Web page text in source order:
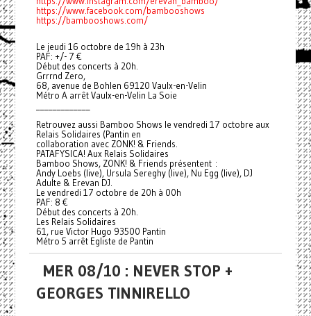
https://www.facebook.com/bambooshows
https://bambooshows.com/
Le jeudi 16 octobre de 19h à 23h
PAF: +/- 7 €
Début des concerts à 20h.
Grrrnd Zero,
68, avenue de Bohlen 69120 Vaulx-en-Velin
Métro A arrêt Vaulx-en-Velin La Soie
Retrouvez aussi Bamboo Shows le vendredi 17 octobre aux
Relais Solidaires (Pantin en
collaboration avec ZONK! & Friends.
PATAFYSICA! Aux Relais Solidaires
Bamboo Shows, ZONK! & Friends présentent :
Andy Loebs (live), Ursula Sereghy (live), Nu Egg (live), DJ
Adulte & Erevan DJ.
Le vendredi 17 octobre de 20h à 00h
PAF: 8 €
Début des concerts à 20h.
Les Relais Solidaires
61, rue Victor Hugo 93500 Pantin
Métro 5 arrêt Egliste de Pantin
MER 08/10 : NEVER STOP +
GEORGES TINNIRELLO